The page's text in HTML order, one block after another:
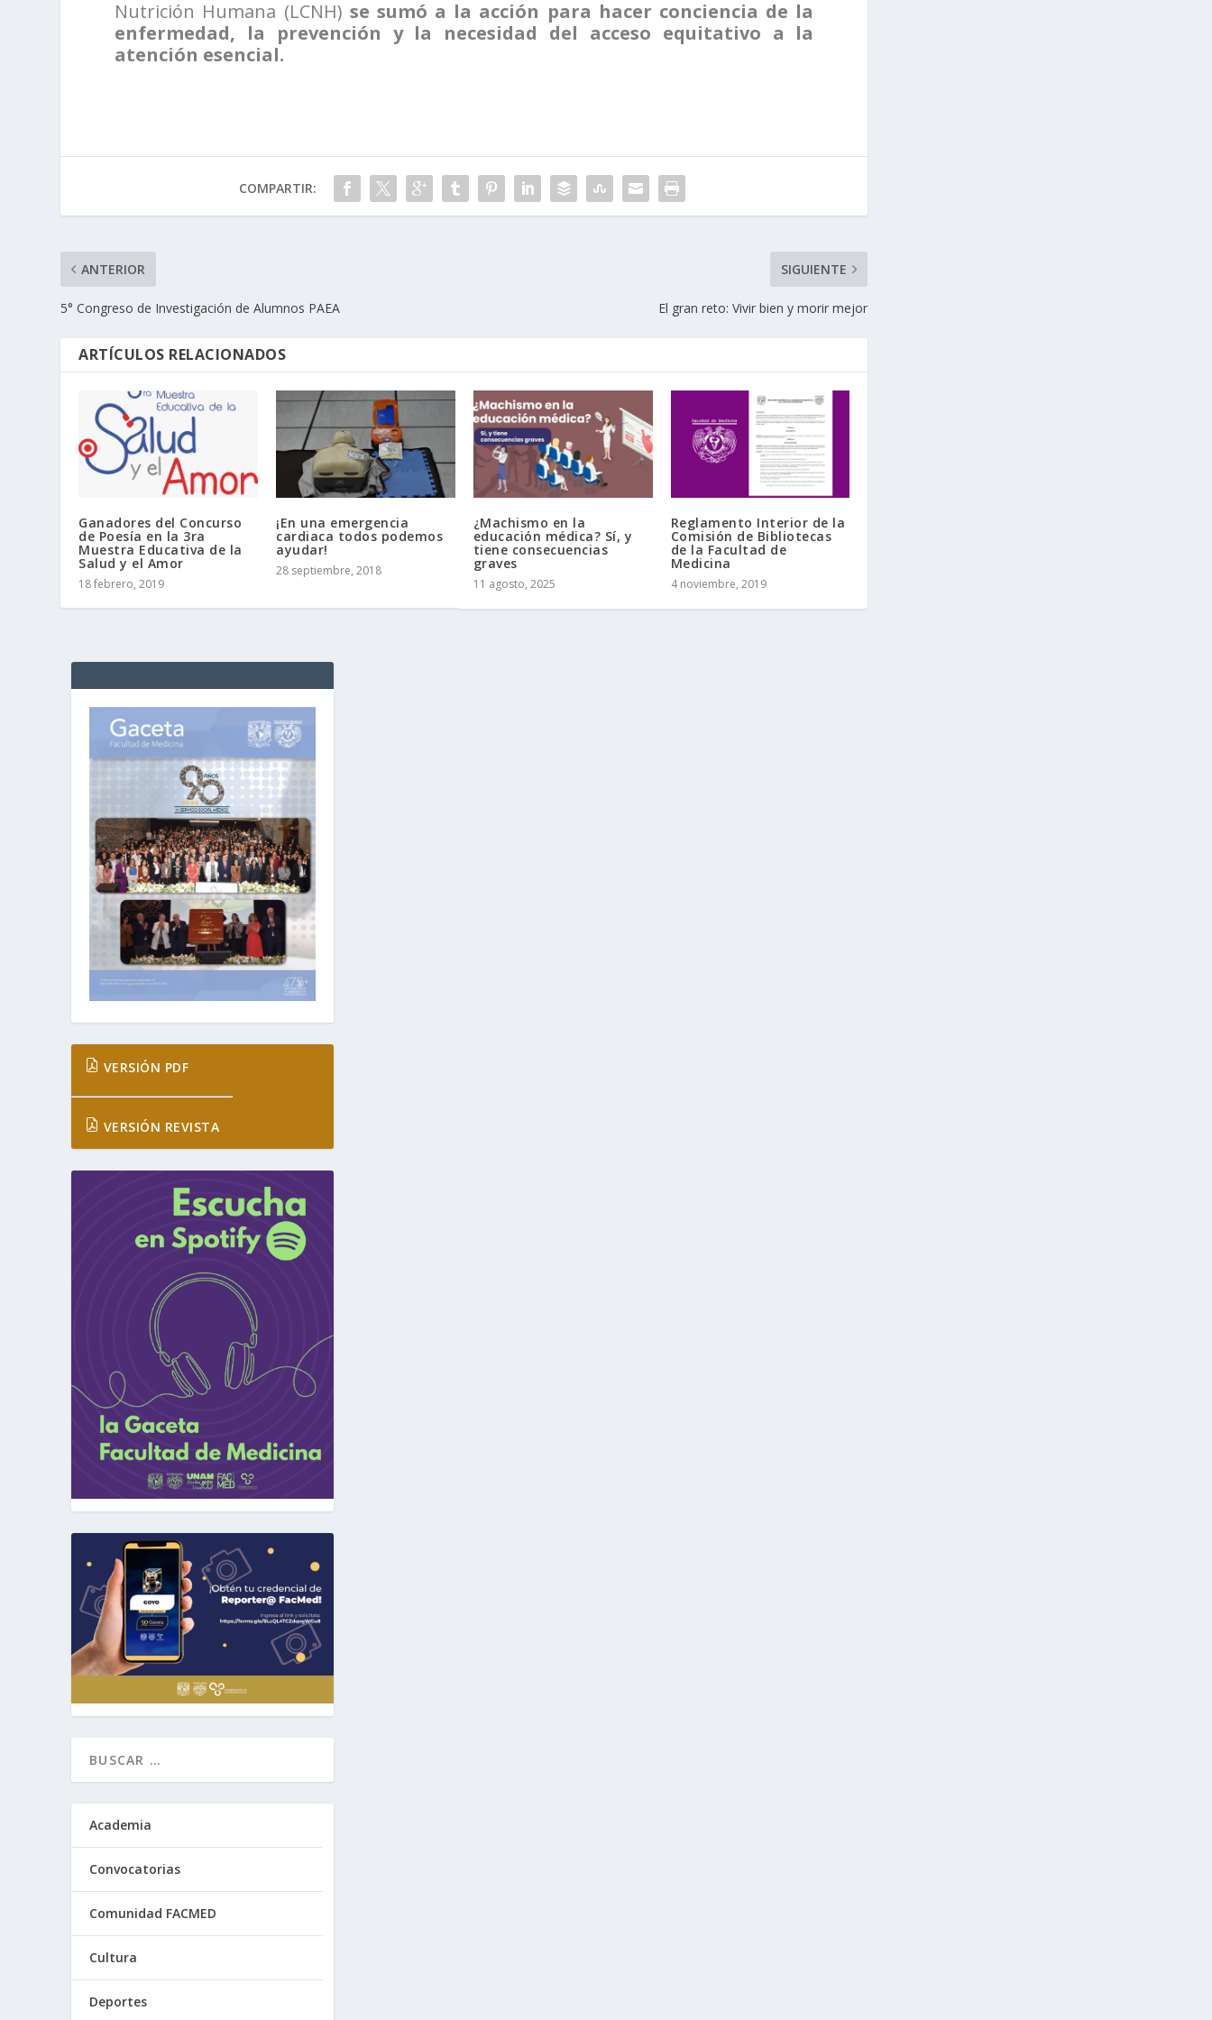
Nutrición Humana (LCNH) se sumó a la acción para hacer conciencia de la
enfermedad, la prevención y la necesidad del acceso equitativo a la
atención esencial.
COMPARTIR:
ANTERIOR
5° Congreso de Investigación de Alumnos PAEA
SIGUIENTE
El gran reto: Vivir bien y morir mejor
ARTÍCULOS RELACIONADOS
Ganadores del Concurso
de Poesía en la 3ra
Muestra Educativa de la
Salud y el Amor
18 febrero, 2019
¡En una emergencia
cardiaca todos podemos
ayudar!
28 septiembre, 2018
¿Machismo en la
educación médica? Sí, y
tiene consecuencias
graves
11 agosto, 2025
Reglamento Interior de la
Comisión de Bibliotecas
de la Facultad de
Medicina
4 noviembre, 2019
VERSIÓN PDF
VERSIÓN REVISTA
Academia
Convocatorias
Comunidad FACMED
Cultura
Deportes